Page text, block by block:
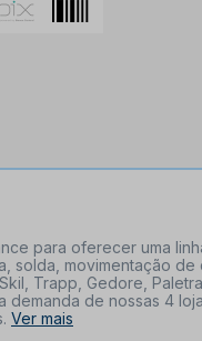
para oferecer uma
solda, movimentação
Trapp, Gedore,
de nossas 4
Ver mais